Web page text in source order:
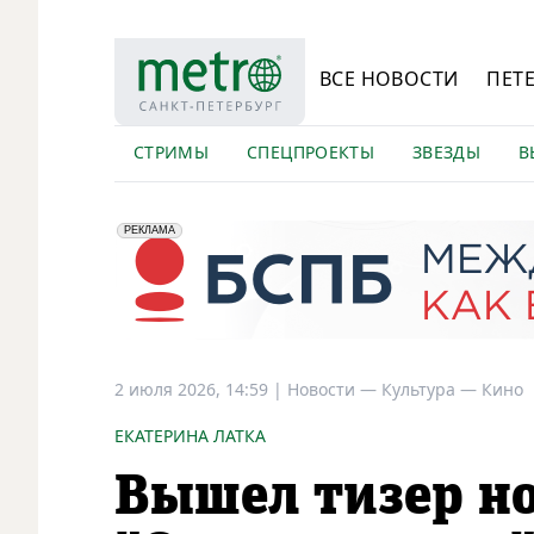
ВСЕ НОВОСТИ
СТРИМЫ СПЕЦПРОЕКТЫ ЗВЕЗДЫ
erid: 2VfnxyFybV5
РЕКЛАМА
ПАО "Банк "Санкт-Петербург", ИНН: 7831000027
2 июля 2026, 14:59 | Новости — Культура — Кино
ЕКАТЕРИНА ЛАТКА
Вышел тизер